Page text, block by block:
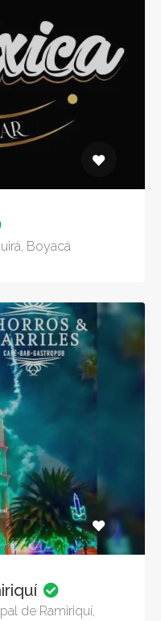
Boyacá
de Ramiriquí,